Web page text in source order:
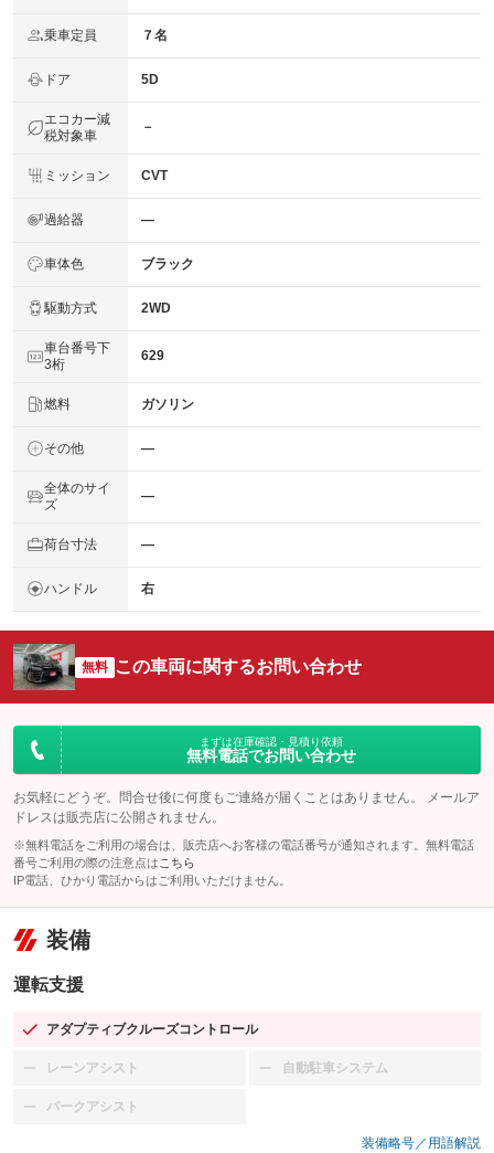
乗車定員 ７名
ドア 5D
エコカー減
税対象車
－
ミッション CVT
過給器 ―
車体色 ブラック
駆動方式 2WD
車台番号下
3桁
629
燃料 ガソリン
その他 ―
全体のサイ
ズ
―
荷台寸法 ―
ハンドル 右
無料 この車両に関するお問い合わせ
まずは在庫確認・見積り依頼
無料電話でお問い合わせ
お気軽にどうぞ。問合せ後に何度もご連絡が届くことはありません。 メールア
ドレスは販売店に公開されません。
※無料電話をご利用の場合は、販売店へお客様の電話番号が通知されます。無料電話
番号ご利用の際の注意点は こちら
IP電話、ひかり電話からはご利用いただけません。
装備
運転支援
アダプティブクルーズコントロール
：装備あり
レーンアシスト
：装備なし 自動駐車システム
：装備なし
パークアシスト
：装備なし
装備略号／用語解説